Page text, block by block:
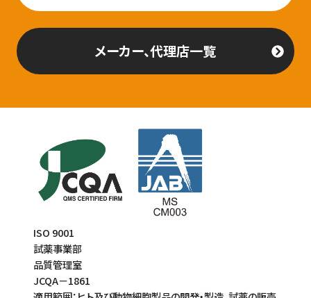
メーカー、代理店一覧
ISO 9001
試薬事業部
品質管理室
JCQA－1861